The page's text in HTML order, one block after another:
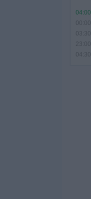
04:00
03:30
23:00
04:30